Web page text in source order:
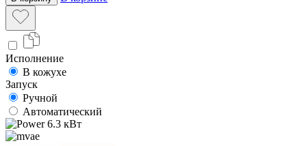
Исполнение
В кожухе
Запуск
Ручной
Автоматический
6.3 кВт